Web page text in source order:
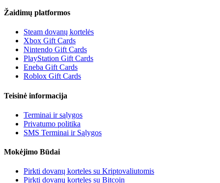
Žaidimų platformos
Steam dovanų kortelės
Xbox Gift Cards
Nintendo Gift Cards
PlayStation Gift Cards
Eneba Gift Cards
Roblox Gift Cards
Teisinė informacija
Terminai ir sąlygos
Privatumo politika
SMS Terminai ir Sąlygos
Mokėjimo Būdai
Pirkti dovanų korteles su Kriptovaliutomis
Pirkti dovanų korteles su Bitcoin